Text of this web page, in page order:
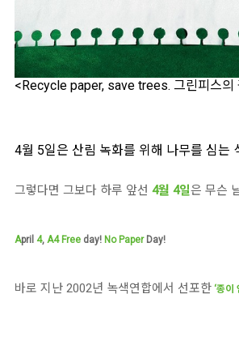
<Recycle paper, save trees. 그린피스의
4월 5일은 산림 녹화를 위해 나무를 심는
그렇다면 그보다 하루 앞선 4월 4일은 무슨
April 4, A4 Free day! No PaperDay!
바로 지난 2002년 녹색연합에서 선포한 ‘종이